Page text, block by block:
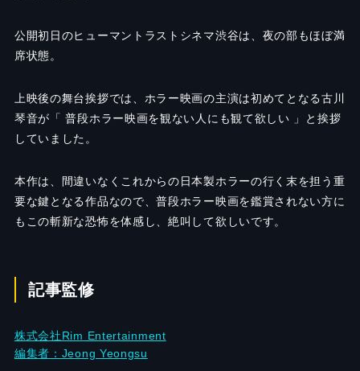
公開初日のヒューマントラストシネマ渋谷は、夜の部もほぼ満
席状態。
上映後の舞台挨拶では、ホラー映画の主演は初めてとなる古川
琴音が「 普段ホラー映画を観ない人にも観て欲しい 」と挨拶
していました。
本作は、間違いなくこれからの日本製ホラーの行く末を担う重
要な鍵となる作品なので、普段ホラー映画を鑑賞されない方に
もこの斬新な恐怖を体感し、絶叫して欲しいです。
記事監修
株式会社Rim Entertainment
編集者：Jeong Yeongsu